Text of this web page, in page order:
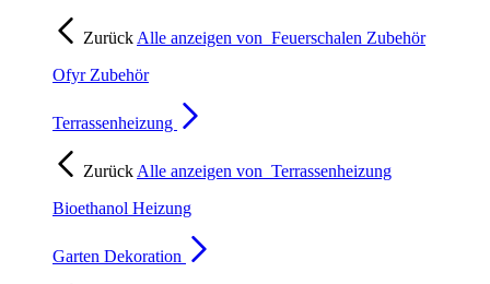
Zurück Alle anzeigen von Feuerschalen Zubehör
Ofyr Zubehör
Terrassenheizung
Zurück Alle anzeigen von Terrassenheizung
Bioethanol Heizung
Garten Dekoration